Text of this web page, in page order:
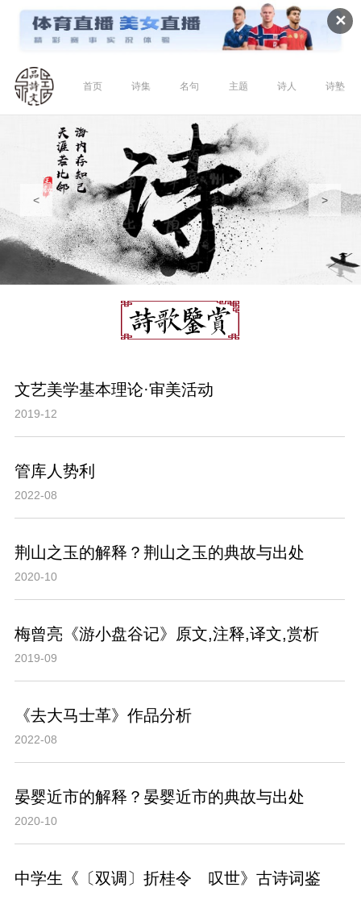
✕
首页 诗集 名句 主题 诗人 诗塾
< >
文艺美学基本理论·审美活动
2019-12
管库人势利
2022-08
荆山之玉的解释？荆山之玉的典故与出处
2020-10
梅曾亮《游小盘谷记》原文,注释,译文,赏析
2019-09
《去大马士革》作品分析
2022-08
晏婴近市的解释？晏婴近市的典故与出处
2020-10
中学生《〔双调〕折桂令 叹世》古诗词鉴